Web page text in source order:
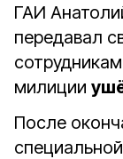
ГАИ
передавал
милиции
После